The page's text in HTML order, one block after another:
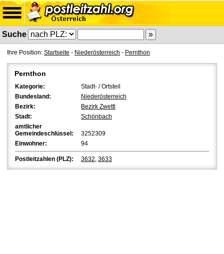
Suche
Ihre Position: Startseite - Niederösterreich - Pernthon
Pernthon
Kategorie:
Stadt- / Ortsteil
Bundesland:
Niederösterreich
Bezirk:
Bezirk Zwettl
Stadt:
Schönbach
amtlicher
Gemeindeschlüssel:
3252309
Einwohner:
94
Postleitzahlen (PLZ): 3632, 3633